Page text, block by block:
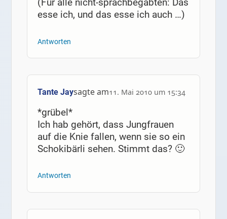
(Für alle nicht-sprachbegabten: Das
esse ich, und das esse ich auch …)
Antworten
Tante Jaysagte am11. Mai 2010 um 15:34
*grübel*
Ich hab gehört, dass Jungfrauen
auf die Knie fallen, wenn sie so ein
Schokibärli sehen. Stimmt das? 🙂
Antworten